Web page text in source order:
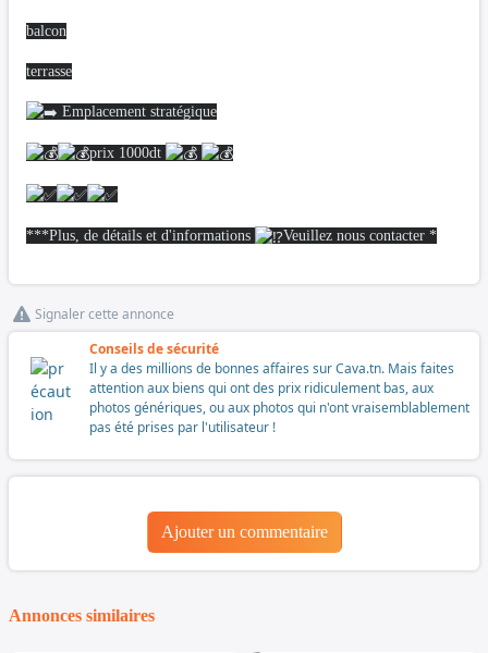
balcon
terrasse
Emplacement stratégique
prix 1000dt
***Plus, de détails et d'informations Veuillez nous contacter *
Signaler cette annonce
Conseils de sécurité
Il y a des millions de bonnes affaires sur Cava.tn. Mais faites
attention aux biens qui ont des prix ridiculement bas, aux
photos génériques, ou aux photos qui n'ont vraisemblablement
pas été prises par l'utilisateur !
Ajouter un commentaire
Annonces similaires